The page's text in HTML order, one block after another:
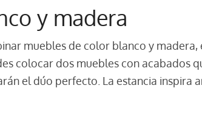
y madera
muebles de color blanco y madera,
colocar dos muebles con acabados
el dúo perfecto. La estancia inspira